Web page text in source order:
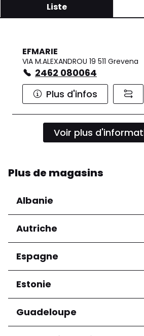
Liste
EFMARIE
VIA M.ALEXANDROU 19 511 Grevena
2462 080064
Plus d'infos
Voir plus
Plus de magasins
Albanie
Régions
Préfecture de Tirana
Autriche
Régions
Niederösterreich
Salzburg
Wien
Espagne
Régions
Andalucía
Estonie
Régions
Harju maakond
Guadeloupe